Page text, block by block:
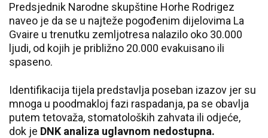
Predsjednik Narodne skupštine Horhe Rodrigez
naveo je da se u najteže pogođenim dijelovima La
Gvaire u trenutku zemljotresa nalazilo oko 30.000
ljudi, od kojih je približno 20.000 evakuisano ili
spaseno.
Identifikacija tijela predstavlja poseban izazov jer su
mnoga u poodmakloj fazi raspadanja, pa se obavlja
putem tetovaža, stomatoloških zahvata ili odjeće,
dok je DNK analiza uglavnom nedostupna.